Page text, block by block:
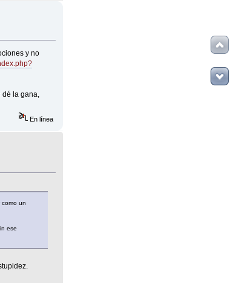
y no
la gana,
En línea
como un
ese